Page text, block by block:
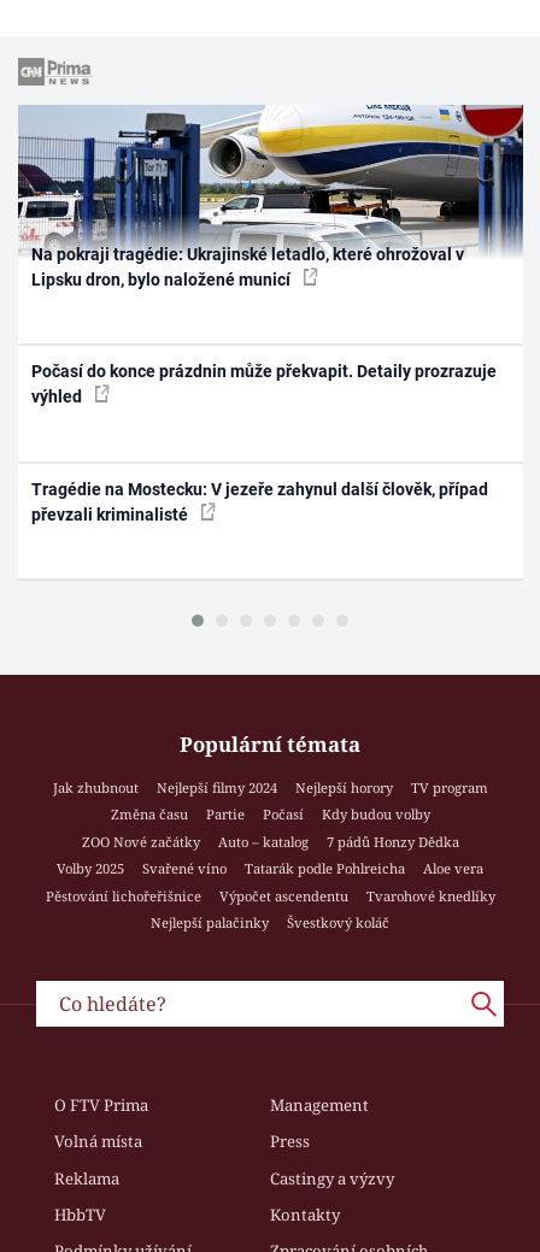
Na pokraji tragédie: Ukrajinské letadlo, které ohrožoval v
Lipsku dron, bylo naložené municí
Počasí do konce prázdnin může překvapit. Detaily prozrazuje
výhled
Tragédie na Mostecku: V jezeře zahynul další člověk, případ
převzali kriminalisté
Populární témata
Jak zhubnout Nejlepší filmy 2024 Nejlepší horory
TV program
Změna času
Partie Počasí
Kdy budou volby
ZOO Nové začátky
Auto – katalog
7 pádů Honzy Dědka
Volby 2025
Svařené víno Tatarák podle Pohlreicha
Aloe vera
Pěstování lichořeřišnice
Výpočet ascendentu
Tvarohové knedlíky
Nejlepší palačinky
Švestkový koláč
O FTV Prima
Management
Volná místa
Press
Reklama
Castingy a výzvy
HbbTV
Kontakty